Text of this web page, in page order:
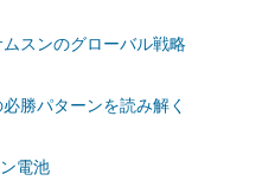
スンのグローバル戦略
勝パターンを読み解く
電池